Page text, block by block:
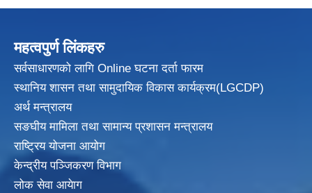
महत्वपुर्ण लिंकहरु
सर्वसाधारणको लागि Online घटना दर्ता फारम
स्थानिय शासन तथा सामुदायिक विकासकार्यक्रम(LGCDP)
अर्थ मन्त्रालय
सङघीय मामिला तथा सामान्य प्रशासन मन्त्रालय
राष्ट्रिय योजना आयोग
केन्द्रीय पञ्जिकरण विभाग
लोक सेवा आयेाग